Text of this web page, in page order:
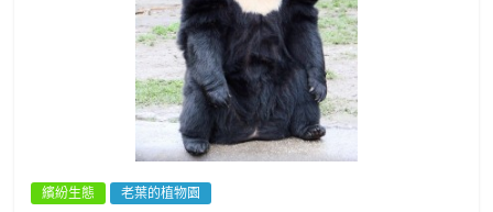
繽紛生態 老葉的植物園